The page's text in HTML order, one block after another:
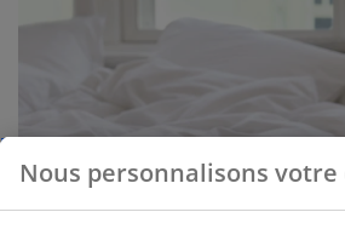
Nous personnalisons